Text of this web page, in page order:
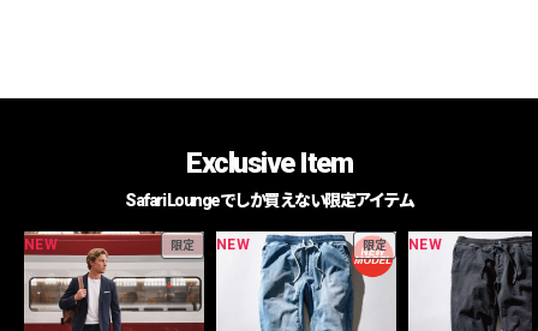
Exclusive Item
Safari Loungeでしか買えない限定アイテム
NEW 限定 NEW 限定 NEW